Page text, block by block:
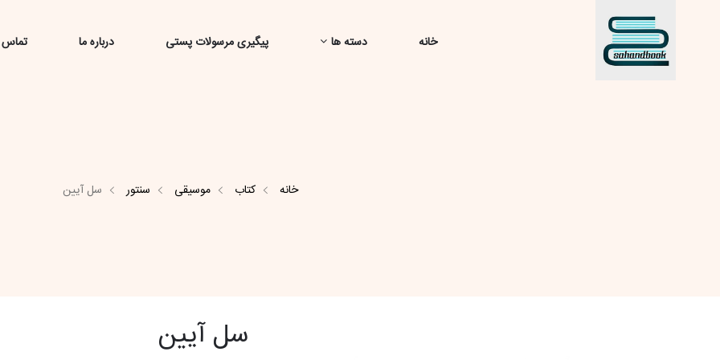
خانه دسته ها پیگیری مرسولات پستی درباره ما تماس
خانه کتاب موسیقی سنتور سل آیین
سل آیین